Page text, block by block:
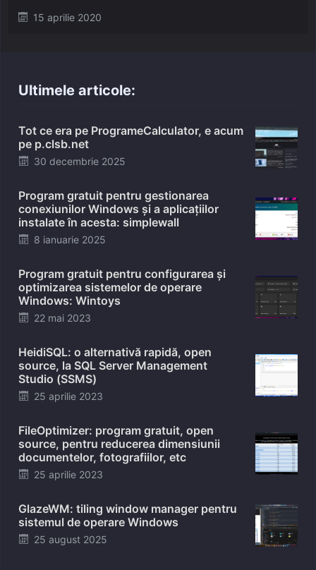
Posted
15 aprilie 2020
Ultimele articole:
Tot ce era pe ProgrameCalculator, e acum
pe p.clsb.net
Posted
30 decembrie 2025
Program gratuit pentru gestionarea
conexiunilor Windows și a aplicațiilor
instalate în acesta: simplewall
Posted
8 ianuarie 2025
Program gratuit pentru configurarea și
optimizarea sistemelor de operare
Windows: Wintoys
Posted
22 mai 2023
HeidiSQL: o alternativă rapidă, open
source, la SQL Server Management
Studio (SSMS)
Posted
25 aprilie 2023
FileOptimizer: program gratuit, open
source, pentru reducerea dimensiunii
documentelor, fotografiilor, etc
Posted
25 aprilie 2023
GlazeWM: tiling window manager pentru
sistemul de operare Windows
Posted
25 august 2025